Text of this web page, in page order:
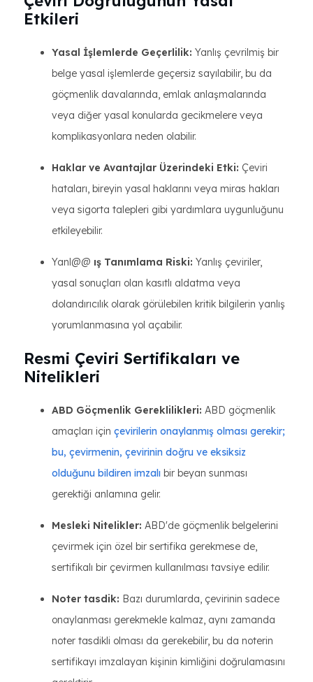
Etkileri
Yasal İşlemlerde Geçerlilik: Yanlış çevrilmiş bir
belge yasal işlemlerde geçersiz sayılabilir, bu da
göçmenlik davalarında, emlak anlaşmalarında
veya diğer yasal konularda gecikmelere veya
komplikasyonlara neden olabilir.
Haklar ve Avantajlar Üzerindeki Etki: Çeviri
hataları, bireyin yasal haklarını veya miras hakları
veya sigorta talepleri gibi yardımlara uygunluğunu
etkileyebilir.
Yanl@@ ış Tanımlama Riski: Yanlış çeviriler,
yasal sonuçları olan kasıtlı aldatma veya
dolandırıcılık olarak görülebilen kritik bilgilerin yanlış
yorumlanmasına yol açabilir.
Resmi Çeviri Sertifikaları ve
Nitelikleri
ABD Göçmenlik Gereklilikleri: ABD göçmenlik
amaçları için çevirilerin onaylanmış olması gerekir;
bu, çevirmenin, çevirinin doğru ve eksiksiz
olduğunu bildiren imzalı bir beyan sunması
gerektiği anlamına gelir.
Mesleki Nitelikler: ABD'de göçmenlik belgelerini
çevirmek için özel bir sertifika gerekmese de,
sertifikalı bir çevirmen kullanılması tavsiye edilir.
Noter tasdik: Bazı durumlarda, çevirinin sadece
onaylanması gerekmekle kalmaz, aynı zamanda
noter tasdikli olması da gerekebilir, bu da noterin
sertifikayı imzalayan kişinin kimliğini doğrulamasını